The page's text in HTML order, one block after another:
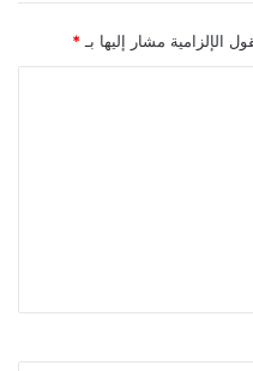
الإلزامية مشار إليها بـ *